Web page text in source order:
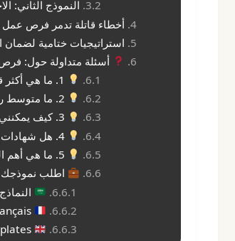
النموذج الثاني:
أخطاء قاتلة تدمر فرص
استراتيجيات ختامية
أسئلة متداولة حول:
4. هل شهادات المبيعات المتخصصة ضرورية للحصول على وظيفة؟
اطلب
Modèles en Français
English Templates